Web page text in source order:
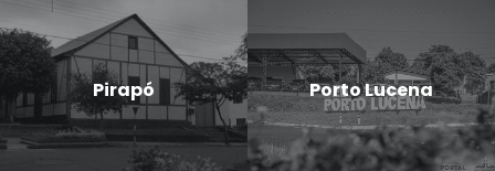
Pirapó Porto Lucena